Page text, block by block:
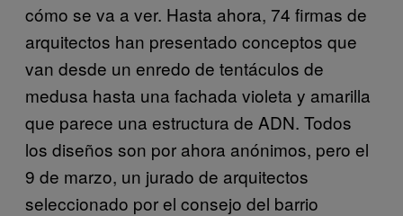
cómo se va a ver. Hasta ahora, 74 firmas de
arquitectos han presentado conceptos que
van desde un enredo de tentáculos de
medusa hasta una fachada violeta y amarilla
que parece una estructura de ADN. Todos
los diseños son por ahora anónimos, pero el
9 de marzo, un jurado de arquitectos
seleccionado por el consejo del barrio